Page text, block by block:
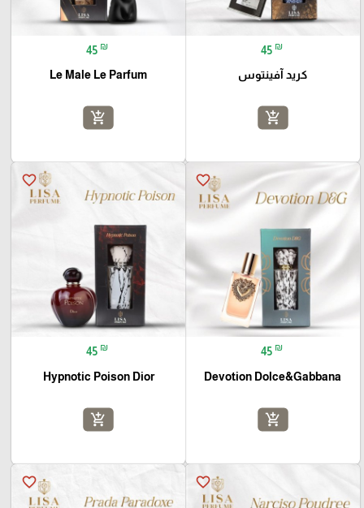
45 ₪
كريد آفينتوس
add_shopping_cart
45 ₪
Le Male Le Parfum
add_shopping_cart
favorite_border
45 ₪
Devotion Dolce&Gabbana
add_shopping_cart
favorite_border
45 ₪
Hypnotic Poison Dior
add_shopping_cart
favorite_border
favorite_border